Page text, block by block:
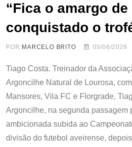
“Fica o amargo
conquistado o
POR MARCELO BRITO 03/06/2026
Tiago Costa. Treinador da
Argoncilhe Natural de Lourosa,
Mansores, Vila FC e Florgrade,
Argoncilhe, na segunda passagem
ambicionada subida ao
divisão do futebol aveirense,